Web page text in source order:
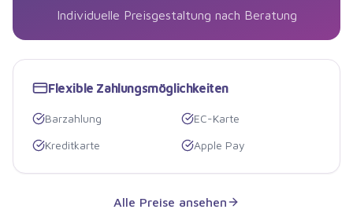
Individuelle Preisgestaltung nach Beratung
Flexible Zahlungsmöglichkeiten
Barzahlung
EC-Karte
Kreditkarte
Apple Pay
Alle Preise ansehen